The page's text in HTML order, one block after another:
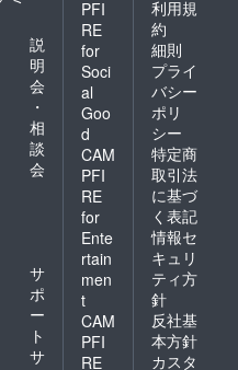
説
明
会
・
相
談
会
サ
ポ
ー
ト
サ
PFI
RE
for
Soci
al
Goo
d
CAM
PFI
RE
for
Ente
rtain
men
t
CAM
PFI
RE
利用規
約
細則
プライ
バシー
ポリ
シー
特定商
取引法
に基づ
く表記
情報セ
キュリ
ティ方
針
反社基
本方針
カスタ